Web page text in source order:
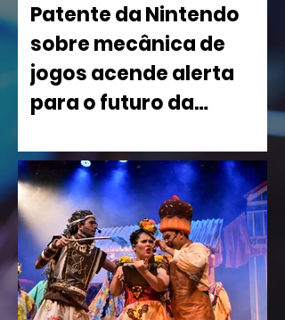
Patente da Nintendo
sobre mecânica de
jogos acende alerta
para o futuro da
Nintendo nos Estados Unidos está
causando um rebuliço no mundo dos
games. A empresa conseguiu o registro
de uma mecânica de invocação de
personagens secundários durante o
jogo, uma função super comum em
RPGs e jogos de ação. A medida, que
pode afetar o desenvolvimento de